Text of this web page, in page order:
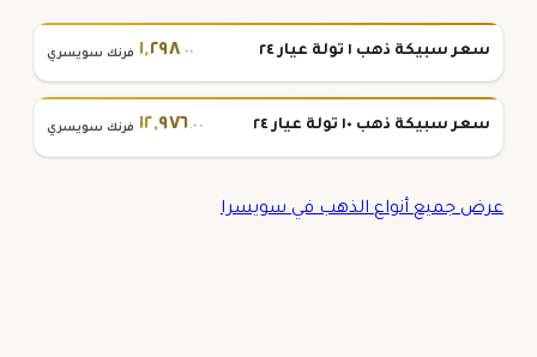
سعر سبيكة ذهب ١ تولة عيار ٢٤ ١,٢٩٨.٠٠ فرنك سويسري
سعر سبيكة ذهب ١٠ تولة عيار ٢٤ ١٢,٩٧٦.٠٠ فرنك سويسري
عرض جميع أنواع الذهب في سويسرا